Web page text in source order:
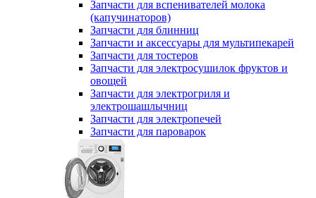
Запчасти для вспенивателей молока
(капучинаторов)
Запчасти для блинниц
Запчасти и аксессуары для мультипекарей
Запчасти для тостеров
Запчасти для электросушилок фруктов и
овощей
Запчасти для электрогриля и
электрошашлычниц
Запчасти для электропечей
Запчасти для пароварок